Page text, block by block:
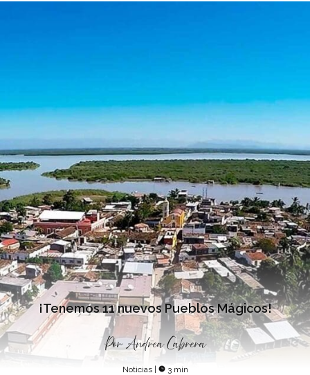
¡Tenemos 11 nuevos Pueblos Mágicos!
Por Andrea Cabrera
Noticias | 3 min